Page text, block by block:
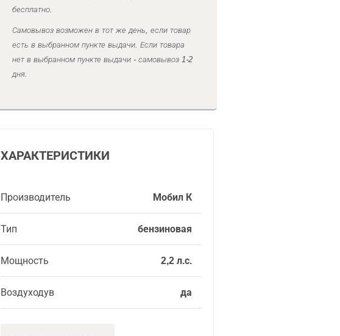
бесплатно.
Самовывоз возможен в тот же день, если товар
есть в выбранном пункте выдачи. Если товара
нет в выбранном пункте выдачи - самовывоз 1-2
дня.
ХАРАКТЕРИСТИКИ
Производитель Мобил К
Тип бензиновая
Мощность 2,2 л.с.
Воздуходув да